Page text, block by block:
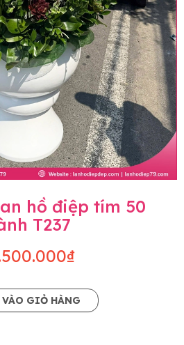
hồ điệp tím 50
T237
VÀO GIỎ HÀNG